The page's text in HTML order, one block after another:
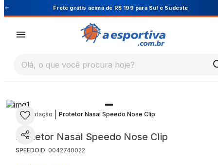
Cupom PRIMEIRA10 para 10% OFF na 1ª compra
Olá, o que você procura hoje?
| Natação Protetor Nasal Speedo Nose Clip
Protetor Nasal Speedo Nose Clip
SPEEDOID: 0042740022